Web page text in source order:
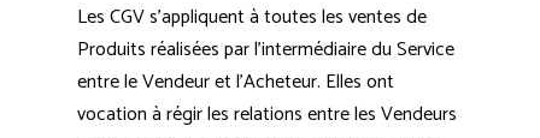
Les CGV s’appliquent à toutes les ventes de
Produits réalisées par l’intermédiaire du Service
entre le Vendeur et l’Acheteur. Elles ont
vocation à régir les relations entre les Vendeurs